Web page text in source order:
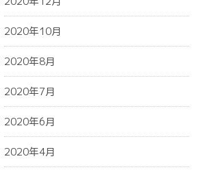
2020年10月
2020年8月
2020年7月
2020年6月
2020年4月